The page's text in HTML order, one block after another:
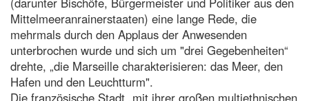
Mittelmeeranrainerstaaten) eine lange Rede, die
mehrmals durch den Applaus der Anwesenden
unterbrochen wurde und sich um "drei Gegebenheiten“
drehte, „die Marseille charakterisieren: das Meer, den
Hafen und den Leuchtturm".
Die französische Stadt „mit ihrer großen multiethnischen